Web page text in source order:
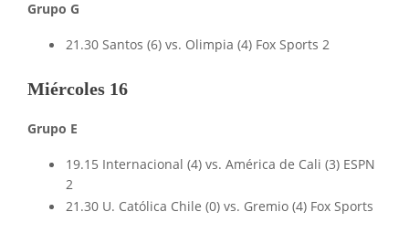
Grupo G
21.30 Santos (6) vs. Olimpia (4) Fox Sports 2
Miércoles 16
Grupo E
19.15 Internacional (4) vs. América de Cali (3) ESPN
2
21.30 U. Católica Chile (0) vs. Gremio (4) Fox Sports